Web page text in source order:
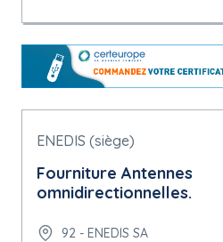
ENEDIS (siège)
Fourniture Antennes
omnidirectionnelles.
92 - ENEDIS SA